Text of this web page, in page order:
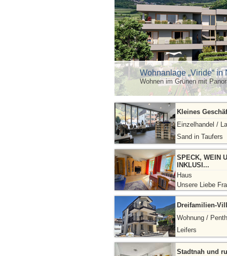
Wohnanlage „Viride“
Wohnen im Grünen mit
Kleines
Einzelhandel /
Sand in Taufers
SPECK, WEIN
INKLUSI...
Haus
Unsere Liebe
Dreifamilien-
Wohnung /
Leifers
Stadtnah und